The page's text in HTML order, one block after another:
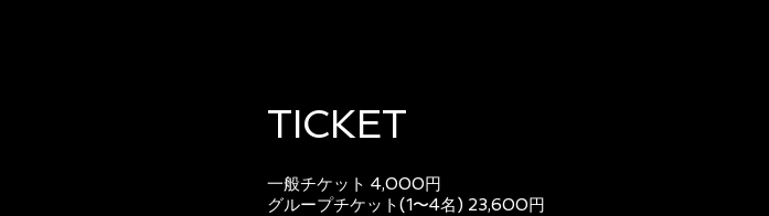
TICKET
一般チケット 4,000円
グループチケット(1〜4名) 23,600円